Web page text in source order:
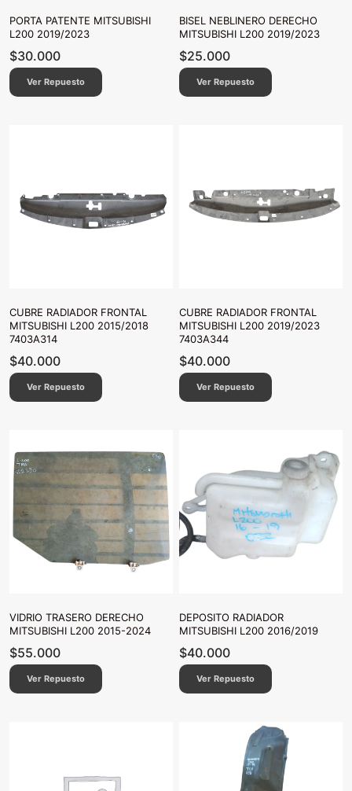
PORTA PATENTE MITSUBISHI
L200 2019/2023
$30.000
Ver Repuesto
BISEL NEBLINERO DERECHO
MITSUBISHI L200 2019/2023
$25.000
Ver Repuesto
CUBRE RADIADOR FRONTAL
MITSUBISHI L200 2015/2018
7403A314
$40.000
Ver Repuesto
CUBRE RADIADOR FRONTAL
MITSUBISHI L200 2019/2023
7403A344
$40.000
Ver Repuesto
VIDRIO TRASERO DERECHO
MITSUBISHI L200 2015-2024
$55.000
Ver Repuesto
DEPOSITO RADIADOR
MITSUBISHI L200 2016/2019
$40.000
Ver Repuesto